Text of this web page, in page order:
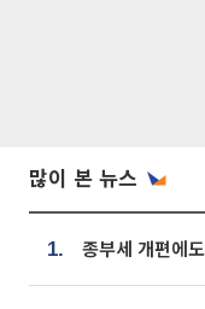
많이 본 뉴스
1.